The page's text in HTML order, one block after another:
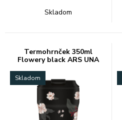
Skladom
Termohrnček 350ml
Flowery black ARS UNA
Skladom